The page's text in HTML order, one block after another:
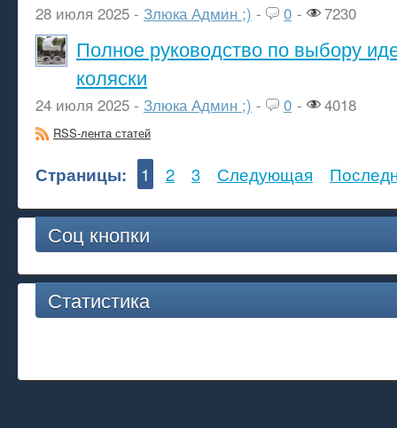
28 июля 2025 - Злюка Админ ;) - 0 - 7230
Полное руководство по выбору
коляски
24 июля 2025 - Злюка Админ ;) - 0 - 4018
RSS-лента статей
Страницы: 1 2 3 Следующая
Соц кнопки
Статистика